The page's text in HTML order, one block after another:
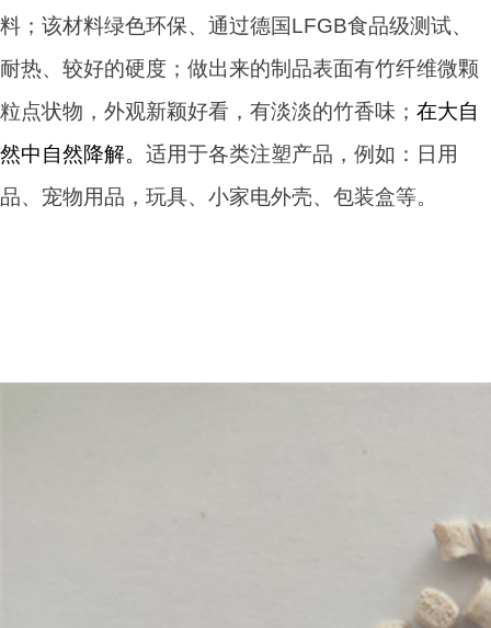
料；该材料绿色环保、通过德国LFGB食品级测试、
耐热、较好的硬度；做出来的制品表面有竹纤维微颗
粒点状物，外观新颖好看，有淡淡的竹香味； 在大自
然中自然降解。 适用于各类注塑产品，例如：日用
品、 宠物用品， 玩具、小家电外壳、包装盒等。